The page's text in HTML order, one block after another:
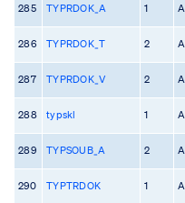
285 TYPRDOK_A 1 A
286 TYPRDOK_T 2 A
287 TYPRDOK_V 2 A
288 typskl 1 A
289 TYPSOUB_A 2 A
290 TYPTRDOK 1 A